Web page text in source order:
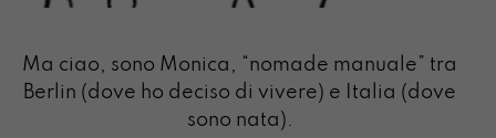
Ma ciao, sono Monica, “nomade manuale” tra
Berlin (dove ho deciso di vivere) e Italia (dove
sono nata).